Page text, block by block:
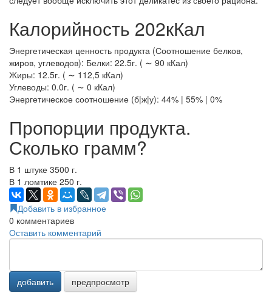
Калорийность 202кКал
Энергетическая ценность продукта (Соотношение белков,
жиров, углеводов): Белки: 22.5г. ( ∼ 90 кКал)
Жиры: 12.5г. ( ∼ 112,5 кКал)
Углеводы: 0.0г. ( ∼ 0 кКал)
Энергетическое соотношение (б|ж|у): 44% | 55% | 0%
Пропорции продукта.
Сколько грамм?
В 1 штуке 3500 г.
В 1 ломтике 250 г.
Добавить в избранное
0 комментариев
Оставить комментарий
добавить предпросмотр